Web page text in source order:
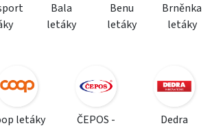
Bala
letáky
Benu
letáky
Brněnka
letáky
letáky
ČEPOS -
Dedra